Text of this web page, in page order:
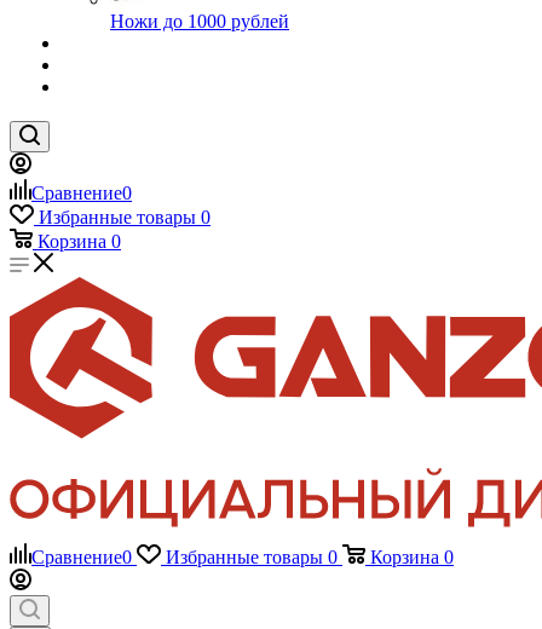
Ножи до 1000 рублей
Сравнение0
Избранные товары 0
Корзина 0
Сравнение0 Избранные товары 0 Корзина 0